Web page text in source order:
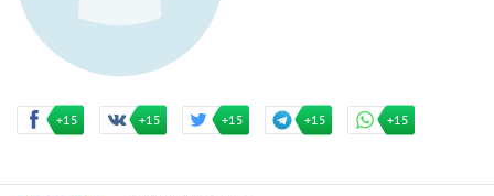
+15 +15 +15 +15 +15